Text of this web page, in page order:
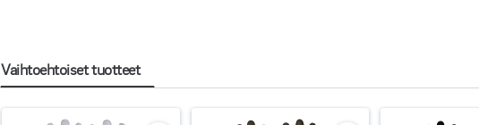
Vaihtoehtoiset tuotteet